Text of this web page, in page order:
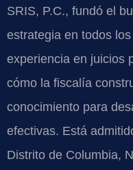
SRIS, P.C., fundó el
estrategia en todos
experiencia en juicios
cómo la fiscalía
conocimiento para
efectivas. Está
Distrito de Columbia,